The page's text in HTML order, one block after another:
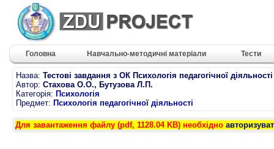
Головна Навчально-методичні матеріали Тести
Назва: Тестові завдання з ОК Психологія педагогічної діяльності
Автор: Стахова О.О., Бутузова Л.П.
Категорія: Психологія
Предмет: Психологія педагогічної діяльності
Для завантаження файлу (pdf, 1128.04 KB) необхідно